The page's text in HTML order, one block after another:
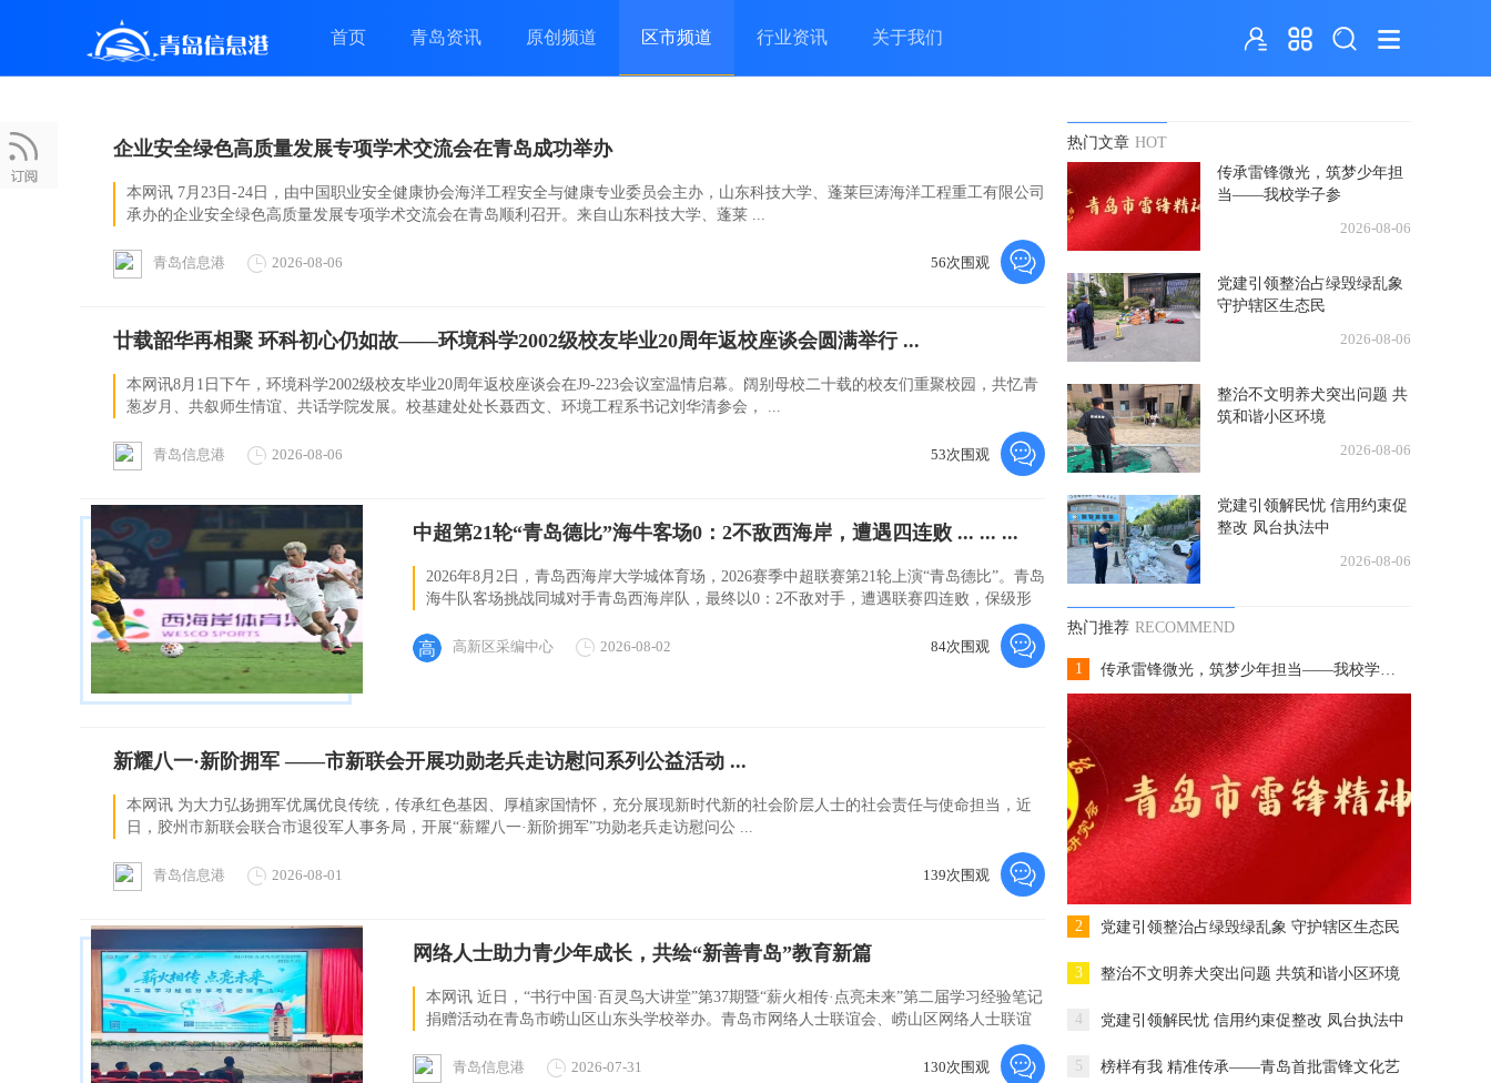
首页 青岛资讯 原创频道 区市频道 行业资讯 关于我们
企业安全绿色高质量发展专项学术交流会在青岛成功举办
本网讯 7月23日-24日，由中国职业安全健康协会海洋工程安全与健康专业委员会主办，山东科技大学、蓬莱巨涛海洋工程重工有限公司
承办的企业安全绿色高质量发展专项学术交流会在青岛顺利召开。来自山东科技大学、蓬莱 ...
青岛信息港 2026-08-06 56次围观
廿载韶华再相聚 环科初心仍如故——环境科学2002级校友毕业20周年返校座谈会圆满举行 ...
本网讯8月1日下午，环境科学2002级校友毕业20周年返校座谈会在J9-223会议室温情启幕。阔别母校二十载的校友们重聚校园，共忆青
葱岁月、共叙师生情谊、共话学院发展。校基建处处长聂西文、环境工程系书记刘华清参会， ...
青岛信息港 2026-08-06 53次围观
中超第21轮“青岛德比”海牛客场0：2不敌西海岸，遭遇四连败 ... ... ...
2026年8月2日，青岛西海岸大学城体育场，2026赛季中超联赛第21轮上演“青岛德比”。青岛
海牛队客场挑战同城对手青岛西海岸队，最终以0：2不敌对手，遭遇联赛四连败，保级形
高新区采编中心
2026-08-02 84次围观
新耀八一·新阶拥军 ——市新联会开展功勋老兵走访慰问系列公益活动 ...
本网讯 为大力弘扬拥军优属优良传统，传承红色基因、厚植家国情怀，充分展现新时代新的社会阶层人士的社会责任与使命担当，近
日，胶州市新联会联合市退役军人事务局，开展“薪耀八一·新阶拥军”功勋老兵走访慰问公 ...
青岛信息港 2026-08-01 139次围观
网络人士助力青少年成长，共绘“新善青岛”教育新篇
本网讯 近日，“书行中国·百灵鸟大讲堂”第37期暨“薪火相传·点亮未来”第二届学习经验笔记
捐赠活动在青岛市崂山区山东头学校举办。青岛市网络人士联谊会、崂山区网络人士联谊
青岛信息港
2026-07-31 130次围观
热门文章 HOT
传承雷锋微光，筑梦少年担
当——我校学子参
2026-08-06
党建引领整治占绿毁绿乱象
守护辖区生态民
2026-08-06
整治不文明养犬突出问题 共
筑和谐小区环境
2026-08-06
党建引领解民忧 信用约束促
整改 凤台执法中
2026-08-06
热门推荐 RECOMMEND
1 传承雷锋微光，筑梦少年担当——我校学子参
2 党建引领整治占绿毁绿乱象 守护辖区生态民
3 整治不文明养犬突出问题 共筑和谐小区环境
4 党建引领解民忧 信用约束促整改 凤台执法中
5 榜样有我 精准传承——青岛首批雷锋文化艺